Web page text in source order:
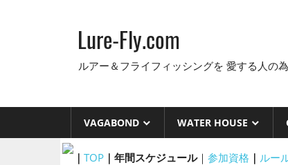
Lure-Fly.com
ルアー＆フライフィッシングを 愛する人の
VAGABOND WATER HOUSE
｜ TOP ｜年間スケジュール｜ 参加資格 ｜ ルー